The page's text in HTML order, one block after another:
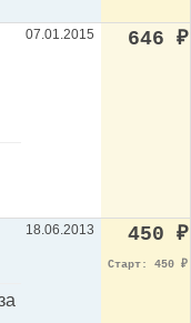
07.01.2015 646 ₽
18.06.2013 450 ₽
Старт: 450 ₽